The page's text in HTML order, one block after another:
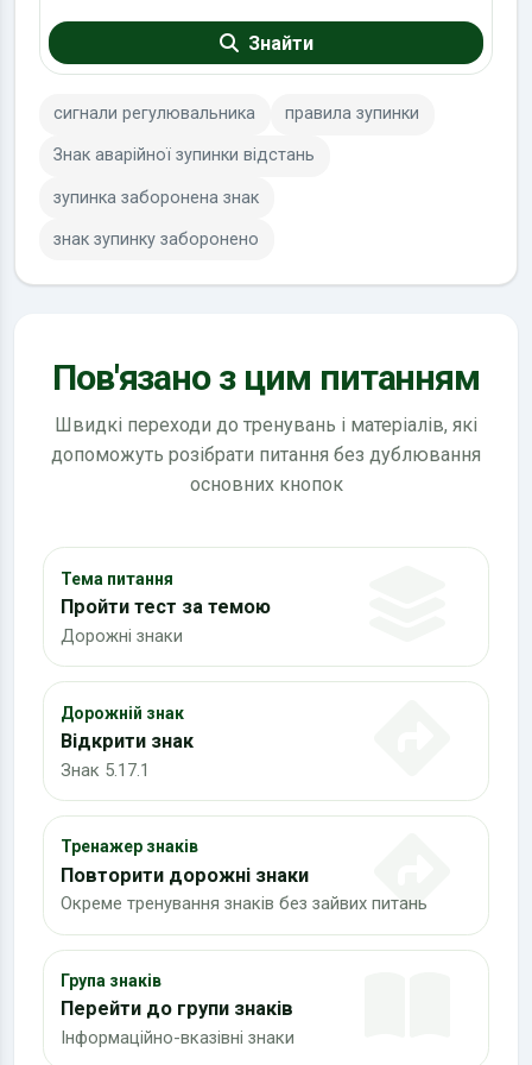
Знайти
сигнали регулювальника правила зупинки
Знак аварійної зупинки відстань
зупинка заборонена знак
знак зупинку заборонено
Пов'язано з цим питанням
Швидкі переходи до тренувань і матеріалів, які
допоможуть розібрати питання без дублювання
основних кнопок
Тема питання
Пройти тест за темою
Дорожні знаки
Дорожній знак
Відкрити знак
Знак 5.17.1
Тренажер знаків
Повторити дорожні знаки
Окреме тренування знаків без зайвих питань
Група знаків
Перейти до групи знаків
Інформаційно-вказівні знаки